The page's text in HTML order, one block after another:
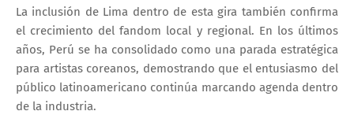
La inclusión de Lima dentro de esta gira también confirma
el crecimiento del fandom local y regional. En los últimos
años, Perú se ha consolidado como una parada estratégica
para artistas coreanos, demostrando que el entusiasmo del
público latinoamericano continúa marcando agenda dentro
de la industria.